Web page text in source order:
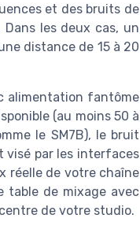
et des bruits de
les deux cas, un
distance de 15 à 20
alimentation fantôme
(au moins 50 à
le SM7B), le bruit
visé par les interfaces
réelle de votre chaîne
table de mixage avec
de votre studio.